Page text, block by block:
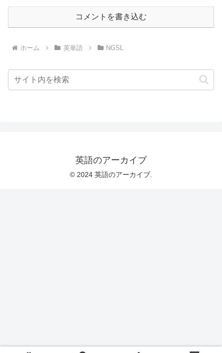
コメントを書き込む
ホーム 英単語 NGSL
英語のアーカイブ
© 2024 英語のアーカイブ.